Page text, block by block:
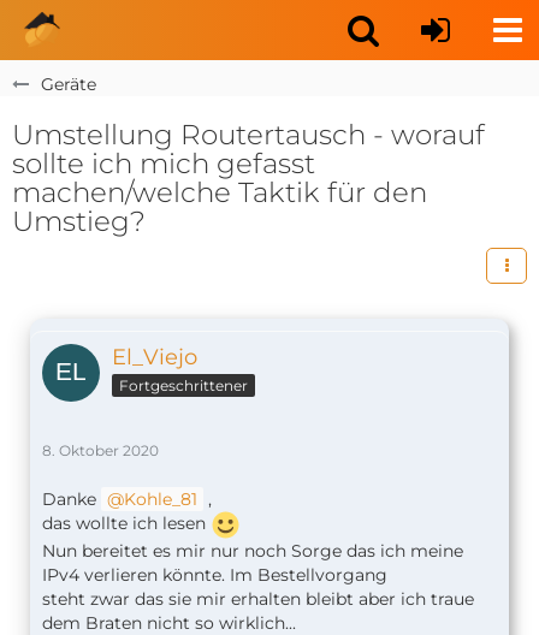
Geräte
Umstellung Routertausch - worauf
sollte ich mich gefasst
machen/welche Taktik für den
Umstieg?
El_Viejo
Fortgeschrittener
8. Oktober 2020
Danke Kohle_81 ,
das wollte ich lesen
Nun bereitet es mir nur noch Sorge das ich meine
IPv4 verlieren könnte. Im Bestellvorgang
steht zwar das sie mir erhalten bleibt aber ich traue
dem Braten nicht so wirklich...